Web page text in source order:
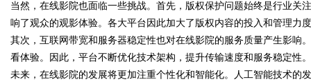
!
当然，在线影院也面临一些挑战。首先，版权保护问题始终是行业关
响了观众的观影体验。各大平台因此加大了版权内容的投入和管理力
其次，互联网带宽和服务器稳定性也对在线影院的服务质量产生影响
看体验。因此，平台不断优化技术架构，提升传输速度和服务稳定性。
未来，在线影院的发展将更加注重个性化和智能化。人工智能技术的